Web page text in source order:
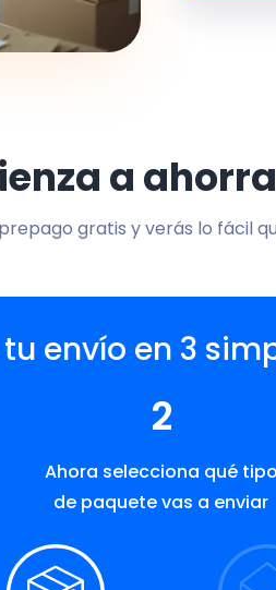
a
gratis y verás lo fácil
envío en 3
2
Ahora selecciona qué tipo
de paquete vas a enviar